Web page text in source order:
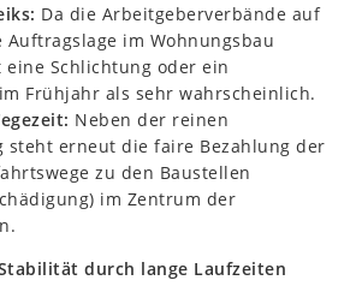
Da die Arbeitgeberverbände auf
im Wohnungsbau
eine Schlichtung oder ein
Frühjahr als sehr wahrscheinlich.
Neben der reinen
steht erneut die faire Bezahlung der
zu den Baustellen
im Zentrum der
durch lange Laufzeiten